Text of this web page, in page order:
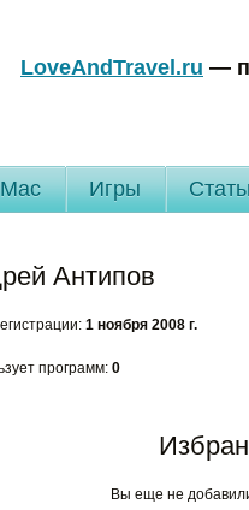
LoveAndTravel.ru —
Mac Игры
Антипов
1 ноября 2008 г.
программ: 0
Вы еще не